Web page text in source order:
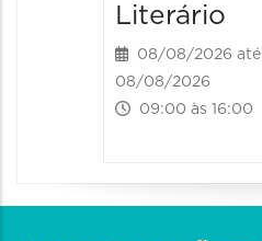
Literário
08/08/2026 até
08/08/2026
09:00 às 16:00